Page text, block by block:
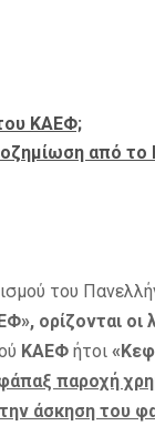
ΚΑΕΦ;
από
του
ορίζονται οι
ΚΑΕΦ ήτοι
παροχή
άσκηση του